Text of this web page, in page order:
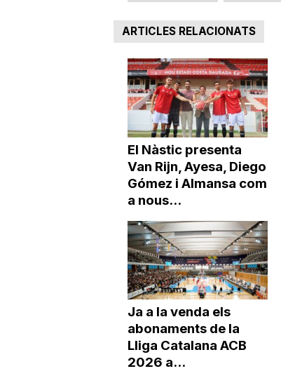
ARTICLES RELACIONATS
El Nàstic presenta
Van Rijn, Ayesa, Diego
Gómez i Almansa com
a nous...
Ja a la venda els
abonaments de la
Lliga Catalana ACB
2026 a...